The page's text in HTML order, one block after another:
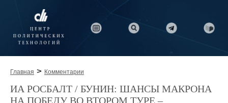
Главная > Комментарии
ИА РОСБАЛТ / БУНИН: ШАНСЫ МАКРОНА
НА ПОБЕДУ ВО ВТОРОМ ТУРЕ –